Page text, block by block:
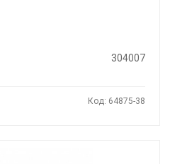
304007
Код: 64875-38